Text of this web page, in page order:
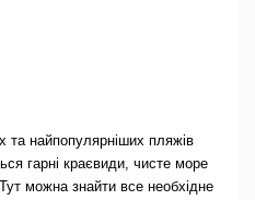
та найпопулярніших пляжів
гарні краєвиди, чисте море
можна знайти все необхідне